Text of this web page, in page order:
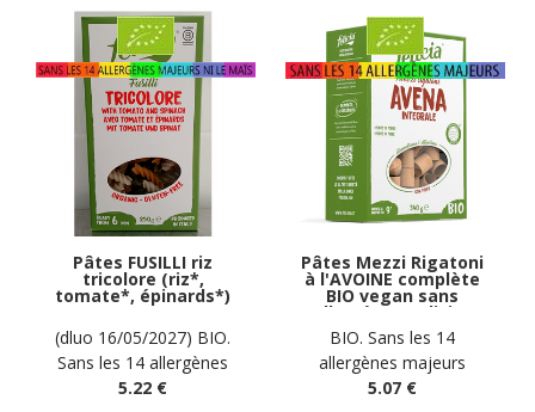
Pâtes FUSILLI riz
tricolore (riz*,
tomate*, épinards*)
BIO vegan sans
allergènes sans maïs
Felicia : 250 grammes
(dluo 16/05/2027) BIO.
Sans les 14 allergènes
majeurs
5.22 €
Pâtes Mezzi Rigatoni
à l'AVOINE complète
BIO vegan sans
allergènes Felicia :
250 grammes
BIO. Sans les 14
allergènes majeurs
5.07 €